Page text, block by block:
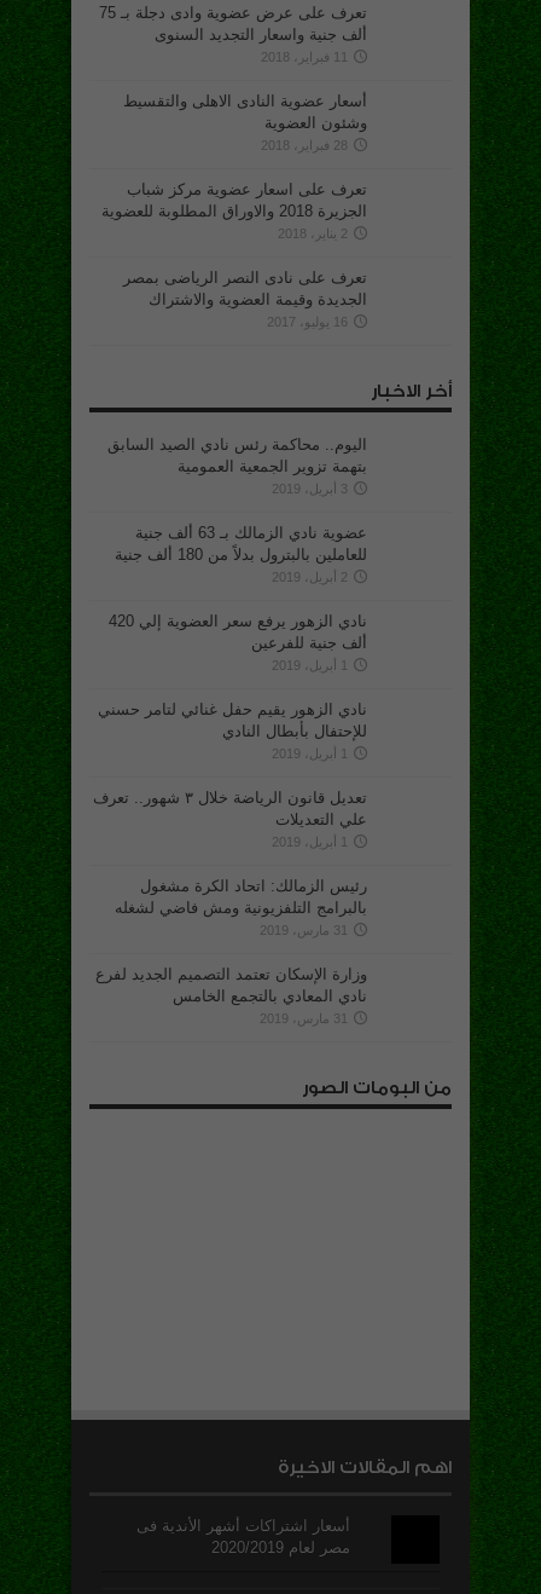
تعرف على عرض عضوية وادى دجلة بـ 75
ألف جنية واسعار التجديد السنوى
11 فبراير، 2018
أسعار عضوية النادى الاهلى والتقسيط
وشئون العضوية
28 فبراير، 2018
تعرف على اسعار عضوية مركز شباب
الجزيرة 2018 والاوراق المطلوبة للعضوية
2 يناير، 2018
تعرف على نادى النصر الرياضى بمصر
الجديدة وقيمة العضوية والاشتراك
16 يوليو، 2017
أخر الاخبار
اليوم.. محاكمة رئس نادي الصيد السابق
بتهمة تزوير الجمعية العمومية
3 أبريل، 2019
عضوية نادي الزمالك بـ 63 ألف جنية
للعاملين بالبترول بدلاً من 180 ألف جنية
2 أبريل، 2019
نادي الزهور يرفع سعر العضوية إلي 420
ألف جنية للفرعين
1 أبريل، 2019
نادي الزهور يقيم حفل غنائي لتامر حسني
للإحتفال بأبطال النادي
1 أبريل، 2019
تعديل قانون الرياضة خلال ٣ شهور.. تعرف
علي التعديلات
1 أبريل، 2019
رئيس الزمالك: اتحاد الكرة مشغول
بالبرامج التلفزيونية ومش فاضي لشغله
31 مارس، 2019
وزارة الإسكان تعتمد التصميم الجديد لفرع
نادي المعادي بالتجمع الخامس
31 مارس، 2019
من البومات الصور
اهم المقالات الاخيرة
أسعار اشتراكات أشهر الأندية فى
مصر لعام 2020/2019